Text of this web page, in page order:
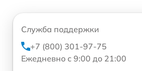
Служба поддержки
+7 (800) 301-97-75
Ежедневно с 9:00 до 21:00